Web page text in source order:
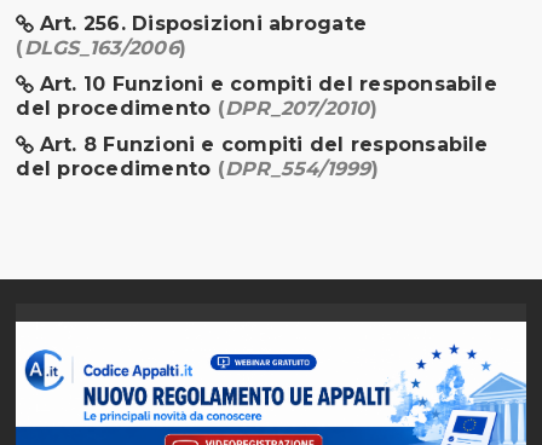
Art. 256. Disposizioni abrogate
(DLGS_163/2006)
Art. 10 Funzioni e compiti del responsabile
del procedimento (DPR_207/2010)
Art. 8 Funzioni e compiti del responsabile
del procedimento (DPR_554/1999)